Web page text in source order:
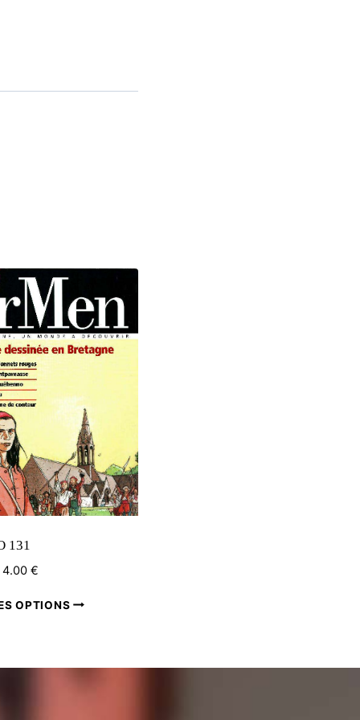
131
4.00 €
OPTIONS
plusieurs